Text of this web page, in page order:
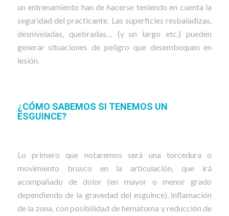
un entrenamiento han de hacerse teniendo en cuenta la
seguridad del practicante. Las superficies resbaladizas,
desniveladas, quebradas… (y un largo etc.) pueden
generar situaciones de peligro que desemboquen en
lesión.
¿CÓMO SABEMOS SI TENEMOS UN
ESGUINCE?
Lo primero que notaremos será una torcedura o
movimiento brusco en la articulación, que irá
acompañado de dolor (en mayor o menor grado
dependiendo de la gravedad del esguince), inflamación
de la zona, con posibilidad de hematoma y reducción de